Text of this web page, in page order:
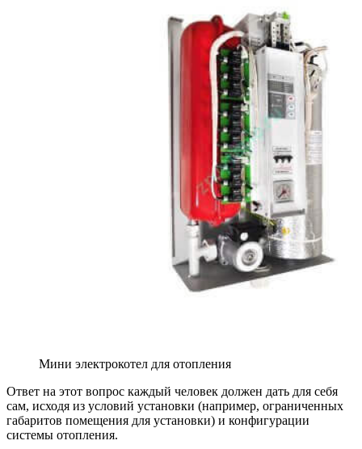
Мини электрокотел для отопления
Ответ на этот вопрос каждый человек должен дать для себя
сам, исходя из условий установки (например, ограниченных
габаритов помещения для установки) и конфигурации
системы отопления.